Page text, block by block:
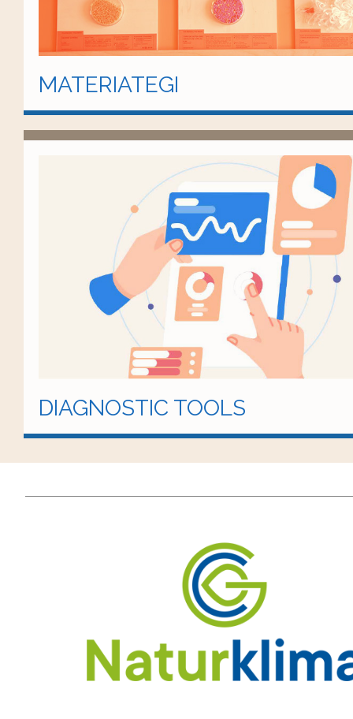
MATERIATEGI
DIAGNOSTIC TOOLS